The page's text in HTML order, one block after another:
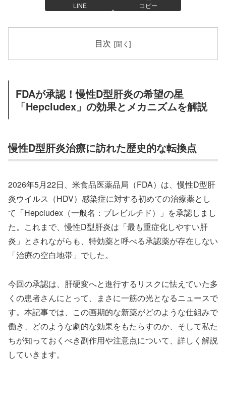
LINE コピー
目次
FDAが承認！慢性D型肝炎の希望の星
「Hepcludex」の効果とメカニズムを解説
慢性D型肝炎治療に訪れた歴史的な転換点
2026年5月22日、米食品医薬品局（FDA）は、慢性D型肝
炎ウイルス（HDV）感染症に対する初めての治療薬とし
て「Hepcludex（一般名：ブレビルチド）」を承認しまし
た。これまで、慢性D型肝炎は「最も重症化しやすい肝
炎」とされながらも、特効薬と呼べる承認薬が存在しない
「治療の空白地帯」でした。
今回の承認は、肝硬変へと進行するリスクに怯えていた多
くの患者さんにとって、まさに一筋の光となるニュースで
す。本記事では、この画期的な新薬がどのような仕組みで
働き、どのような劇的な効果をもたらすのか、そして私た
ちが知っておくべき副作用や注意点について、詳しく解説
していきます。